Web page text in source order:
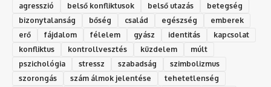
agresszió belső konfliktusok belső utazás
betegség
bizonytalanság
bőség család egészség
emberek
erő
fájdalom félelem gyász identitás
kapcsolat
konfliktus
kontrollvesztés küzdelem
múlt
pszichológia
stressz szabadság
szimbolizmus
szorongás
szám álmok jelentése
tehetetlenség